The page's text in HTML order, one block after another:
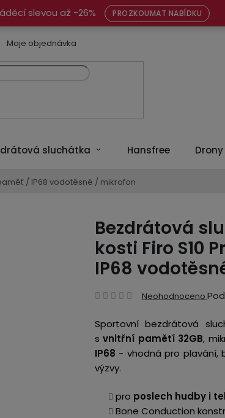
slevou až -26% PROZKOUMAT NABÍDKU
Moje objednávka
sluchátka Hansfree Drony
/ IP68 vodotěsné / mikrofon
Bezdrátová
kosti Firo S10
IP68
Průměrné
produktu
je
0,0
hvězdiček.
Neohodnoceno
Sportovní bezdrátová
svnitřní pamětí 32GB,
IP68 - vhodná pro plavání,
výzvy.
pro poslech hudby i
Bone Conduction